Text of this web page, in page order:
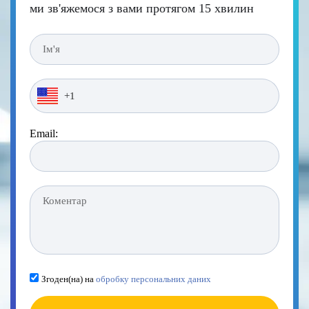
ми зв'яжемося з вами протягом 15 хвилин
Email:
Згоден(на) на обробку персональних даних